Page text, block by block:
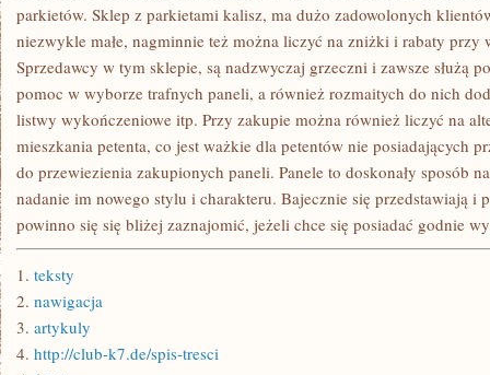
parkietów. Sklep z parkietami kalisz, ma dużo zadowolonych
niezwykle małe, nagminnie też można liczyć na zniżki i rabaty przy
Sprzedawcy w tym sklepie, są nadzwyczaj grzeczni i zawsze służą
pomoc w wyborze trafnych paneli, a również rozmaitych do nich
listwy wykończeniowe itp. Przy zakupie można również liczyć na
mieszkania petenta, co jest ważkie dla petentów nie posiadających
do przewiezienia zakupionych paneli. Panele to doskonały sposób
nadanie im nowego stylu i charakteru. Bajecznie się przedstawiają i
powinno się się bliżej zaznajomić, jeżeli chce się posiadać godnie
1. teksty
2. nawigacja
3. artykuly
4. http://club-k7.de/spis-tresci